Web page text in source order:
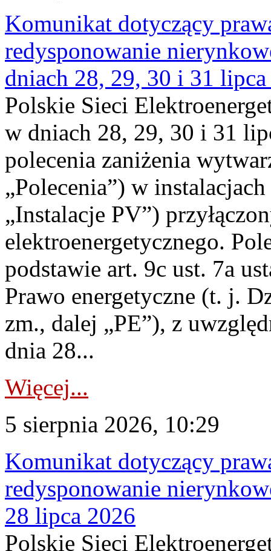
Komunikat dotyczący
redysponowanie
dniach 28, 29, 30 i 31
Polskie Sieci
w dniach 28, 29, 30 i 31
polecenia zaniżenia
„Polecenia”) w
„Instalacje PV”)
elektroenergetycznego.
podstawie art. 9c ust. 7a
Prawo energetyczne (t. j.
zm., dalej „PE”), z
dnia 28...
Więcej...
5 sierpnia 2026, 10:29
Komunikat dotyczący
redysponowanie
28 lipca 2026
Polskie Sieci